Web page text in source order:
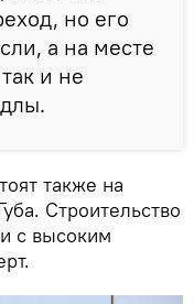
но его
а на месте
и не
также на
Строительство
с высоким